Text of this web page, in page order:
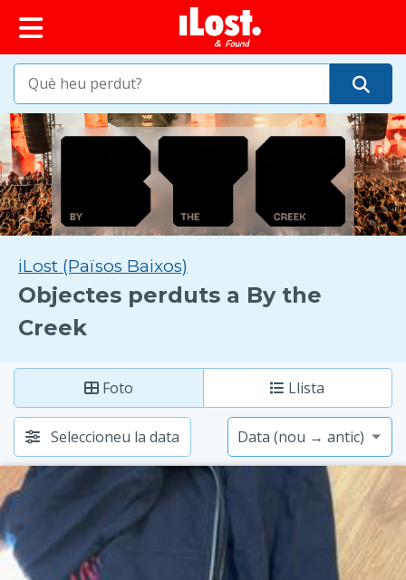
principal
iLost (Països Baixos)
Objectes perduts a By the
Creek
Foto Llista
Seleccioneu la data